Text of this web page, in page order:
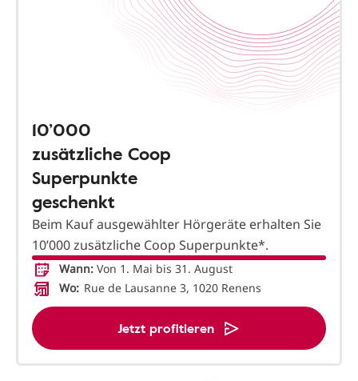
10’000
zusätzliche Coop
Superpunkte
geschenkt
Beim Kauf ausgewählter Hörgeräte erhalten Sie
10’000 zusätzliche Coop Superpunkte*.
Wann: Von 1. Mai bis 31. August
Wo: Rue de Lausanne 3, 1020 Renens
Jetzt profitieren